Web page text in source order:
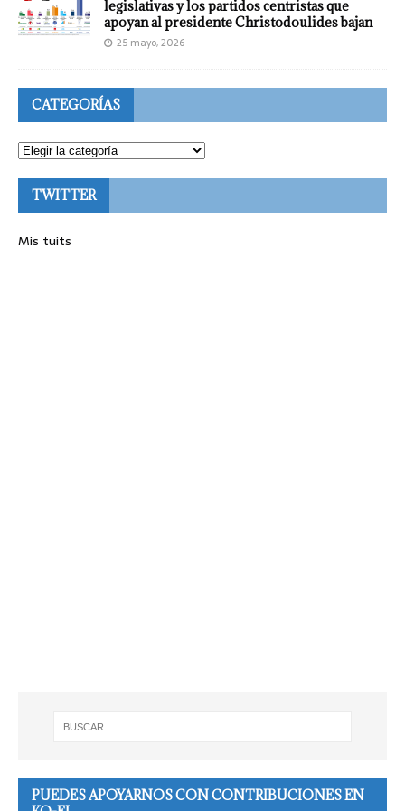
legislativas y los partidos centristas que
apoyan al presidente Christodoulides bajan
25 mayo, 2026
CATEGORÍAS
TWITTER
Mis tuits
PUEDES APOYARNOS CON CONTRIBUCIONES EN